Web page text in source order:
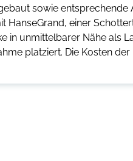
sowie
einer
in unmittelbarer Nähe als
platziert. Die Kosten